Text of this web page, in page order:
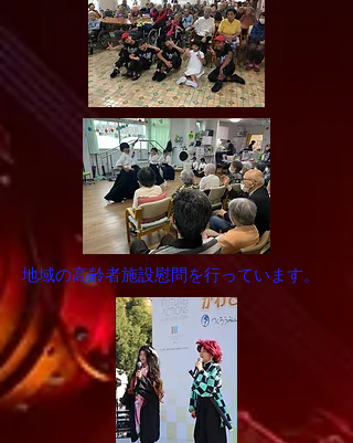
​地域の高齢者施設慰問を行っています。